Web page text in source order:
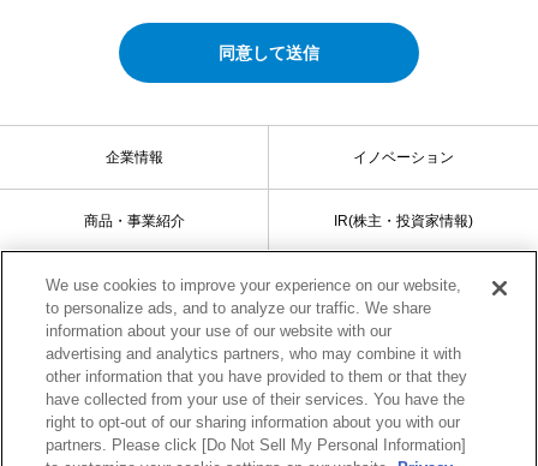
同意して送信
企業情報 イノベーション
商品・事業紹介 IR(株主・投資家情報)
サステナビリティ 採用情報
サイトマップ ご利用条件
プライバシーポリシー ソーシャルメディアポリシー
We use cookies to improve your experience on our website,
to personalize ads, and to analyze our traffic. We share
information about your use of our website with our
advertising and analytics partners, who may combine it with
other information that you have provided to them or that they
have collected from your use of their services. You have the
right to opt-out of our sharing information about you with our
partners. Please click [Do Not Sell My Personal Information]